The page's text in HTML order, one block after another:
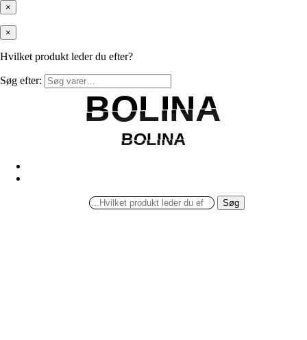
×
×
Hvilket produkt leder du efter?
Søg efter:
BOLINA
BOLINA
BOLINA
BOLINA
Søg